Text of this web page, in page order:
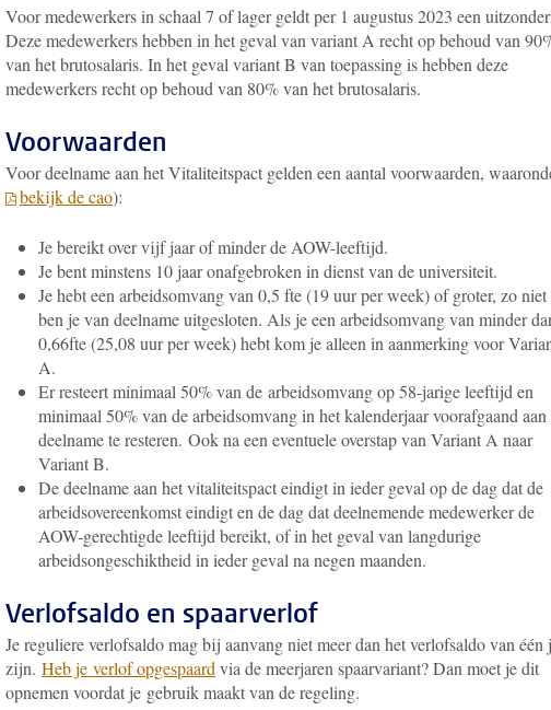
Voor medewerkers in schaal 7 of lager geldt per 1 augustus 2023 een
Deze medewerkers hebben in het geval van variant A recht op behoud van
van het brutosalaris. In het geval variant B van toepassing is hebben deze
medewerkers recht op behoud van 80% van het brutosalaris.
Voorwaarden
Voor deelname aan het Vitaliteitspact gelden een aantal voorwaarden,
bekijk de cao):
Je bereikt over vijf jaar of minder de AOW-leeftijd.
Je bent minstens 10 jaar onafgebroken in dienst van de universiteit.
Je hebt een arbeidsomvang van 0,5 fte (19 uur per week) of groter, zo niet
ben je van deelname uitgesloten. Als je een arbeidsomvang van minder
0,66fte (25,08 uur per week) hebt kom je alleen in aanmerking voor
A.
Er resteert minimaal 50% van de arbeidsomvang op 58-jarige leeftijd en
minimaal 50% van de arbeidsomvang in het kalenderjaar voorafgaand aan
deelname te resteren. Ook na een eventuele overstap van Variant A naar
Variant B.
De deelname aan het vitaliteitspact eindigt in ieder geval op de dag dat de
arbeidsovereenkomst eindigt en de dag dat deelnemende medewerker de
AOW-gerechtigde leeftijd bereikt, of in het geval van langdurige
arbeidsongeschiktheid in ieder geval na negen maanden.
Verlofsaldo en spaarverlof
Je reguliere verlofsaldo mag bij aanvang niet meer dan het verlofsaldo van één
zijn. Heb je verlof opgespaard via de meerjaren spaarvariant? Dan moet je dit
opnemen voordat je gebruik maakt van de regeling.